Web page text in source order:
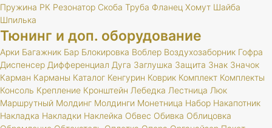
Пружина РК Резонатор Скоба Труба Фланец Хомут Шайба
Шпилька
Тюнинг и доп. оборудование
Арки Багажник Бар Блокировка Воблер Воздухозаборник Гофра
Диспенсер Дифференциал Дуга Заглушка Защита Знак Значок
Карман Карманы Каталог Кенгурин Коврик Комплект Комплекты
Консоль Крепление Кронштейн Лебедка Лестница Люк
Маршрутный Молдинг Молдинги Монетница Набор Накапотник
Накладка Накладки Наклейка Обвес Обивка Облицовка